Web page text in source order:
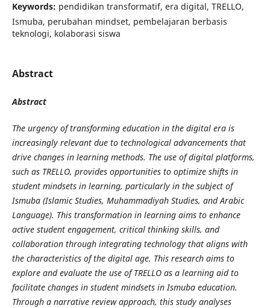
Keywords: pendidikan transformatif, era digital, TRELLO,
Ismuba, perubahan mindset, pembelajaran berbasis
teknologi, kolaborasi siswa
Abstract
Abstract
The urgency of transforming education in the digital era is
increasingly relevant due to technological advancements that
drive changes in learning methods. The use of digital platforms,
such as TRELLO, provides opportunities to optimize shifts in
student mindsets in learning, particularly in the subject of
Ismuba (Islamic Studies, Muhammadiyah Studies, and Arabic
Language). This transformation in learning aims to enhance
active student engagement, critical thinking skills, and
collaboration through integrating technology that aligns with
the characteristics of the digital age. This research aims to
explore and evaluate the use of TRELLO as a learning aid to
facilitate changes in student mindsets in Ismuba education.
Through a narrative review approach, this study analyses